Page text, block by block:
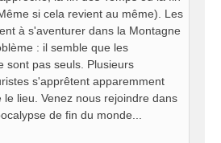
si cela revient au même). Les
à s'aventurer dans la Montagne
: il semble que les
sont pas seuls. Plusieurs
s'apprêtent apparemment
le lieu. Venez nous rejoindre dans
de fin du monde...